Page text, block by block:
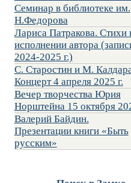
Семинар в библиотеке им.
Н.Федорова
Лариса Патракова. Стихи
исполнении автора
2024-2025 г.)
С. Старостин и М.
Концерт 4 апреля 2025 г.
Вечер творчества Юрия
Норштейна 15 октября
Валерий Байдин.
Презентации книги «Быть
русским»